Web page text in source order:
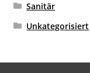
Sanitär
Unkategorisiert